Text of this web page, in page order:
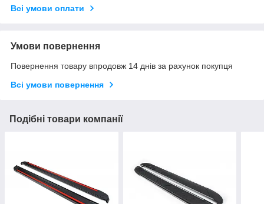
Всі умови оплати
Умови повернення
Повернення товару впродовж 14 днів за рахунок покупця
Всі умови повернення
Подібні товари компанії